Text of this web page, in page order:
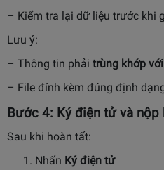
– Kiểm tra lại dữ liệu trước khi
Lưu ý:
– Thông tin phải trùng khớp
– File đính kèm đúng định
Bước 4: Ký điện tử và nộp
Sau khi hoàn tất:
Nhấn Ký điện tử